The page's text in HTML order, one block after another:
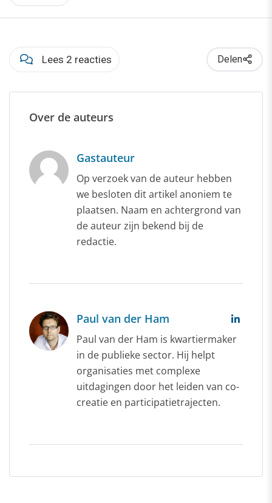
Lees 2 reacties Delen
Over de auteurs
Gastauteur
Op verzoek van de auteur hebben
we besloten dit artikel anoniem te
plaatsen. Naam en achtergrond van
de auteur zijn bekend bij de
redactie.
Paul van der Ham
Paul van der Ham is kwartiermaker
in de publieke sector. Hij helpt
organisaties met complexe
uitdagingen door het leiden van co-
creatie en participatietrajecten.